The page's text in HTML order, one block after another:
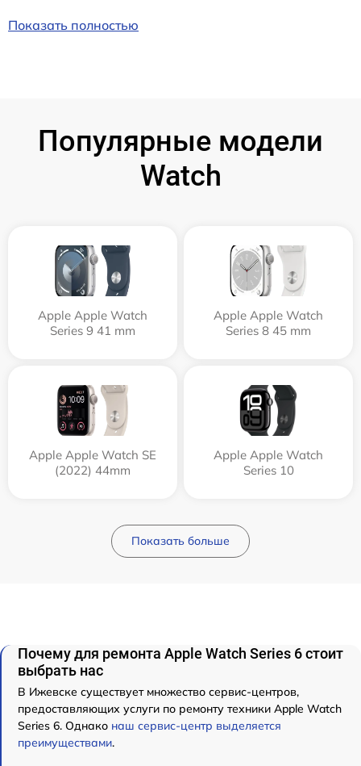
Показать полностью
Популярные модели
Watch
Apple Apple Watch
Series 9 41 mm
Apple Apple Watch
Series 8 45 mm
Apple Apple Watch SE
(2022) 44mm
Apple Apple Watch
Series 10
Показать больше
Почему для ремонта Apple Watch Series 6 стоит
выбрать нас
В Ижевске существует множество сервис-центров,
предоставляющих услуги по ремонту техники Apple Watch
Series 6. Однако наш сервис-центр выделяется
преимуществами.